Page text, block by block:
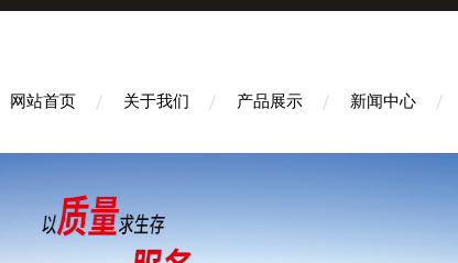
网站首页 关于我们 产品展示 新闻中心